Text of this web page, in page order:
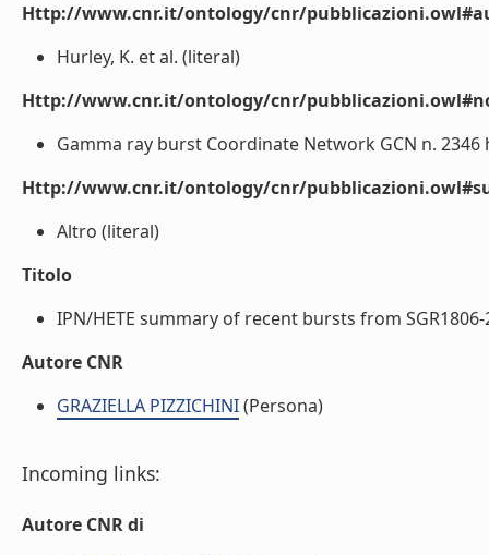
Http://www.cnr.it/ontology/cnr/
Hurley, K. et al. (literal)
Http://www.cnr.it/ontology/cnr/
Gamma ray burst Coordinate Network GCN n.
Http://www.cnr.it/ontology/cnr/
Altro (literal)
Titolo
IPN/HETE summary of recent bursts from
Autore CNR
GRAZIELLA PIZZICHINI(Persona)
Incoming links:
Autore CNR di